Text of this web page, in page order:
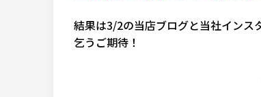
結果は3/2の当店ブログと当社インス
乞うご期待！